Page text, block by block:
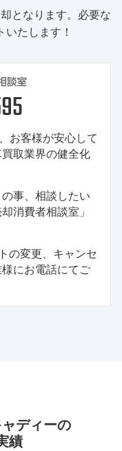
となります。必要な
たします！
お客様が安心して
取業界の健全化
事、相談したい
消費者相談室」
の変更、キャンセ
にお電話にてご
ディーの
績